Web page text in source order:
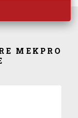
MEKPRO